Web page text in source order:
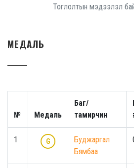
Тоглолтын мэдээлэл
МЕДАЛЬ
№ Медаль
Баг/
тамирчин
1 G
Буджаргал
Бямбаа